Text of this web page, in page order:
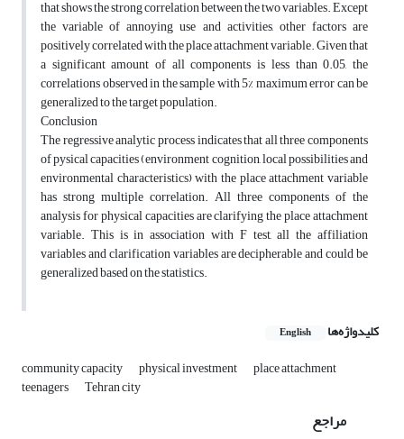
that shows the strong correlation between the two variables. Except
the variable of annoying use and activities, other factors are
positively correlated with the place attachment variable. Given that
a significant amount of all components is less than 0.05, the
correlations observed in the sample with 5% maximum error can be
generalized to the target population.
Conclusion
The regressive analytic process indicates that all three components
of pysical capacities (environment cognition, local possibilities and
environmental characteristics) with the place attachment variable
has strong multiple correlation. All three components of the
analysis for physical capacities are clarifying the place attachment
variable. This is in association with F test, all the affiliation
variables and clarification variables are decipherable and could be
generalized based on the statistics.
کلیدواژه‌ها English
community capacity physical investment place attachment
teenagers Tehran city
مراجع